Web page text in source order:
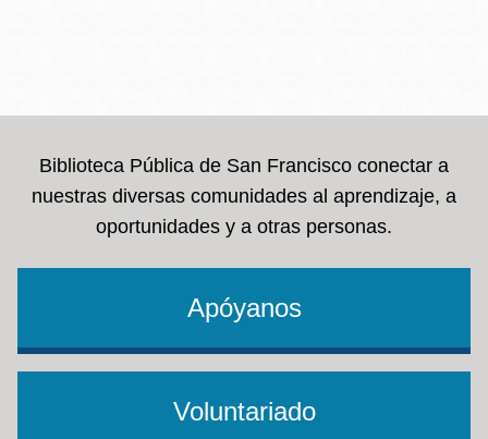
navegación
Biblioteca Pública de San Francisco conectar a
nuestras diversas comunidades al aprendizaje, a
oportunidades y a otras personas.
Apóyanos
Voluntariado